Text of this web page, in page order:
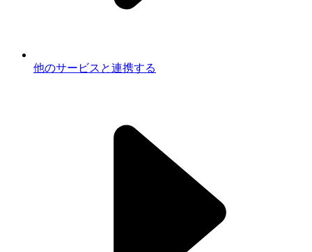
他のサービスと連携する